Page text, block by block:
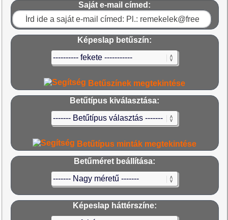
Saját e-mail címed:
Képeslap betűszín:
Betűszínek megtekintése
Betűtípus kiválasztása:
Betűtípus minták megtekintése
Betűméret beállítása:
Képeslap háttérszíne: